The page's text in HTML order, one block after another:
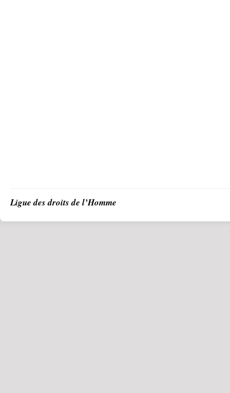
Ligue des droits de l’Homme